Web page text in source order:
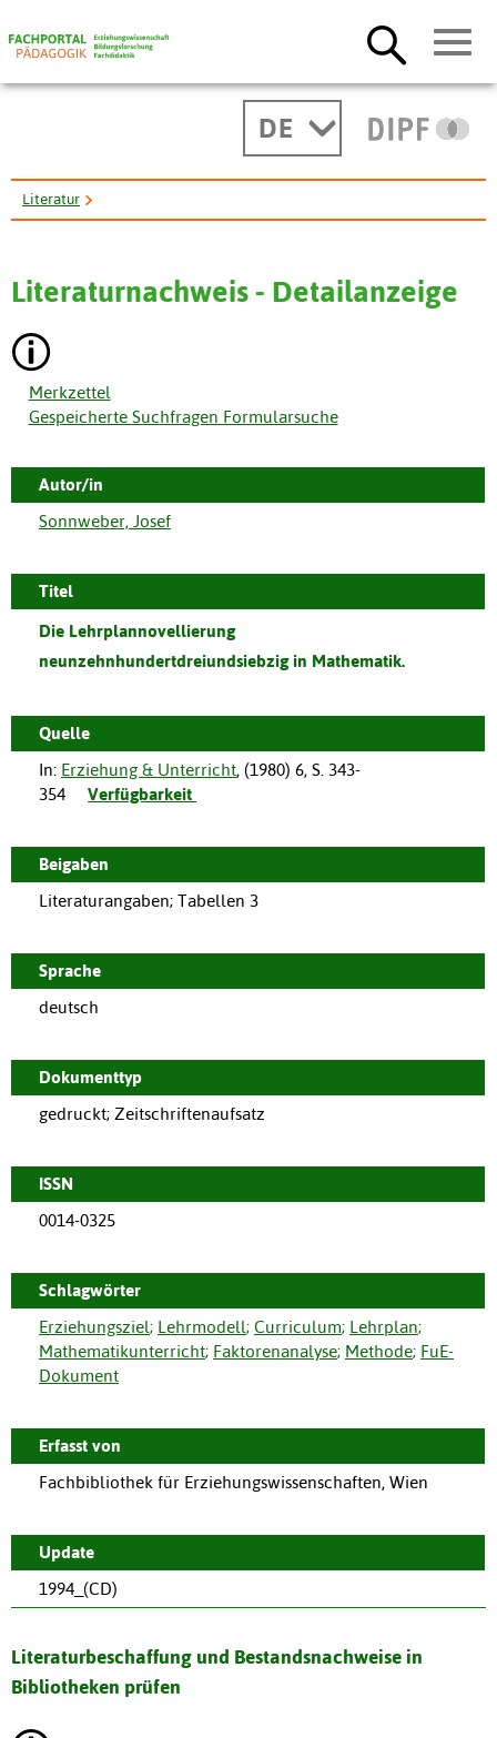
DE
Literatur
Literaturnachweis - Detailanzeige
Merkzettel
Gespeicherte Suchfragen Formularsuche
Autor/in
Sonnweber, Josef
Titel
Die Lehrplannovellierung
neunzehnhundertdreiundsiebzig in Mathematik.
Quelle
In: Erziehung & Unterricht, (1980) 6, S. 343-
354
Verfügbarkeit
Beigaben
Literaturangaben; Tabellen 3
Sprache
deutsch
Dokumenttyp
gedruckt; Zeitschriftenaufsatz
ISSN
0014-0325
Schlagwörter
Erziehungsziel; Lehrmodell; Curriculum; Lehrplan;
Mathematikunterricht; Faktorenanalyse; Methode; FuE-
Dokument
Erfasst von
Fachbibliothek für Erziehungswissenschaften, Wien
Update
1994_(CD)
Literaturbeschaffung und Bestandsnachweise in
Bibliotheken prüfen